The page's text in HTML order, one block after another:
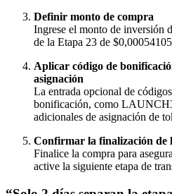
Definir monto de compra
Ingrese el monto de inversión
de la Etapa 23 de
Aplicar código de
asignación
La entrada opcional de
bonificación, como
adicionales de asignación de
Confirmar la finalización de
Finalice la compra para
active la siguiente etapa de